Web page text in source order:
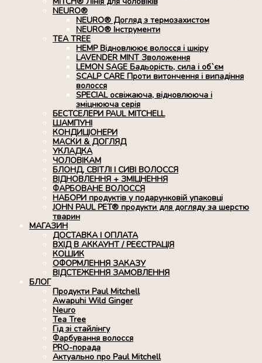
NEURO®
NEURO® Догляд з термозахистом
NEURO® Інструменти
TEA TREE
HEMP Відновлюює волосся і шкіру
LAVENDER MINT Зволоження
LEMON SAGE Бадьорість, сила і об`єм
SCALP CARE Проти витончення і випадіння
волосся
SPECIAL освіжаюча, відновлююча і
зміцнююча серія
БЕСТСЕЛЕРИ PAUL MITCHELL
ШАМПУНІ
КОНДИЦІОНЕРИ
МАСКИ & ДОГЛЯД
УКЛАДКА
ЧОЛОВІКАМ
БЛОНД, СВІТЛІ І СИВІ ВОЛОССЯ
ВІДНОВЛЕННЯ + ЗМІЦНЕННЯ
ФАРБОВАНЕ ВОЛОССЯ
НАБОРИ продуктів у подарунковій упаковці
JOHN PAUL PET® продукти для догляду за шерстю
тварин
МАГАЗИН
ДОСТАВКА І ОПЛАТА
ВХІД В АККАУНТ / РЕЄСТРАЦІЯ
КОШИК
ОФОРМЛЕННЯ ЗАКАЗУ
ВІДСТЕЖЕННЯ ЗАМОВЛЕННЯ
БЛОГ
Продукти Paul Mitchell
Awapuhi Wild Ginger
Neuro
Tea Tree
Гід зі стайлінгу
Фарбування волосся
PRO-порада
Актуально про Paul Mitchell